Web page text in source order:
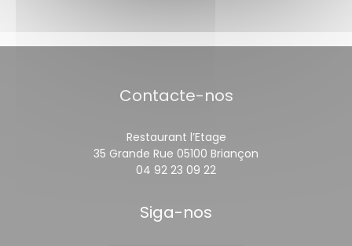
Contacte-nos
Restaurant l’Etage
35 Grande Rue 05100 Briançon
04 92 23 09 22
Siga-nos